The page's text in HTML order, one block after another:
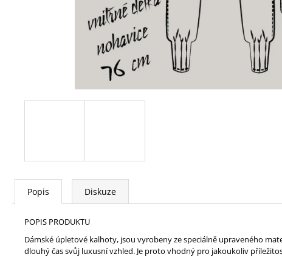
Popis Diskuze
POPIS PRODUKTU
Dámské úpletové kalhoty, jsou vyrobeny ze speciálně upraveného
dlouhý čas svůj luxusní vzhled. Je proto vhodný pro jakoukoliv